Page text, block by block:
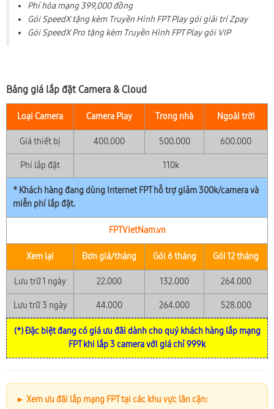
Phí hòa mạng 399,000 đồng
Gói SpeedX tặng kèm Truyền Hình FPT Play gói giải trí Zpay
Gói SpeedX Pro tặng kèm Truyền Hình FPT Play gói VIP
Bảng giá lắp đặt Camera & Cloud
Loại Camera Camera Play Trong nhà Ngoài trời
Giá thiết bị 400.000 500.000 600.000
Phí lắp đặt 110k
* Khách hàng đang dùng Internet FPT hỗ trợ giảm 300k/camera và
miễn phí lắp đặt.
FPTVietNam.vn
Xem lại Đơn giá/tháng Gói 6 tháng Gói 12 tháng
Lưu trữ 1 ngày 22.000 132.000 264.000
Lưu trữ 3 ngày 44.000 264.000 528.000
(*) Đặc biệt đang có giá ưu đãi dành cho quý khách hàng lắp mạng
FPT khi lắp 3 camera với giá chỉ 999k
► Xem ưu đãi lắp mạng FPT tại các khu vực lân cận: